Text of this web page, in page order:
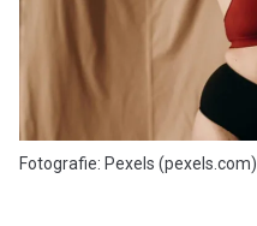
Fotografie: Pexels (pexels.com)